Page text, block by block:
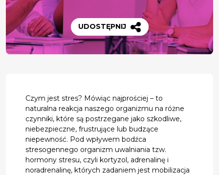
UDOSTĘPNIJ
Czym jest stres? Mówiąc najprościej – to
naturalna reakcja naszego organizmu na różne
czynniki, które są postrzegane jako szkodliwe,
niebezpieczne, frustrujące lub budzące
niepewność. Pod wpływem bodźca
stresogennego organizm uwalniania tzw.
hormony stresu, czyli kortyzol, adrenalinę i
noradrenalinę, których zadaniem jest mobilizacja